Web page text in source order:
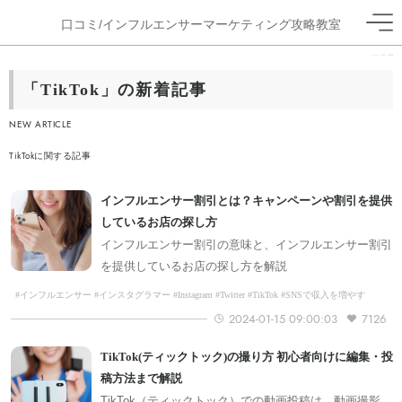
口コミ/インフルエンサーマーケティング攻略教室
「TikTok」の新着記事
NEW ARTICLE
TikTokに関する記事
インフルエンサー割引とは？キャンペーンや割引を提供
しているお店の探し方
インフルエンサー割引の意味と、インフルエンサー割引
を提供しているお店の探し方を解説
#インフルエンサー #インスタグラマー #Instagram #Twitter #TikTok #SNSで収入を増やす
2024-01-15 09:00:03 7126
TikTok(ティックトック)の撮り方 初心者向けに編集・投
稿方法まで解説